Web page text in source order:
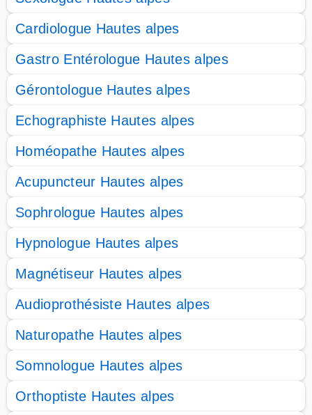
Cardiologue Hautes alpes
Gastro Entérologue Hautes alpes
Gérontologue Hautes alpes
Echographiste Hautes alpes
Homéopathe Hautes alpes
Acupuncteur Hautes alpes
Sophrologue Hautes alpes
Hypnologue Hautes alpes
Magnétiseur Hautes alpes
Audioprothésiste Hautes alpes
Naturopathe Hautes alpes
Somnologue Hautes alpes
Orthoptiste Hautes alpes